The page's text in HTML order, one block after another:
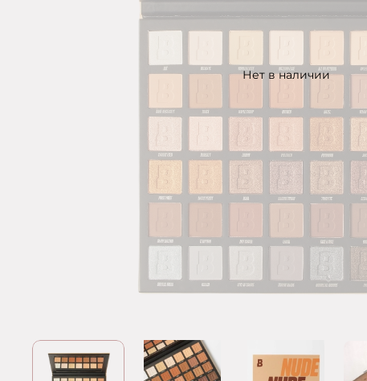
Нет в наличии